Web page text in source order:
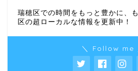
瑞穂区での時間をもっと豊かに、
区の超ローカルな情報を更新中！
＼ Follow me